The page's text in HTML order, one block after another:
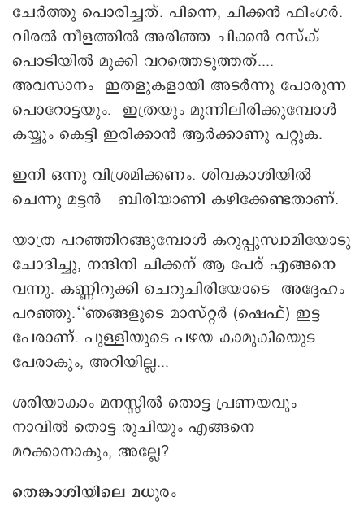
ചേർത്തു പൊരിച്ചത്. പിന്നെ, ചിക്കൻ ഫിംഗർ.
വിരൽ നീളത്തിൽ അരിഞ്ഞ ചിക്കൻ റസ്ക്
പൊടിയിൽ മുക്കി വറത്തെടുത്തത്....
അവസാനം ഇതളുകളായി അടർന്നു പോരുന്ന
പൊറോട്ടയും. ഇത്രയും മുന്നിലിരിക്കുമ്പോൾ
കയ്യും കെട്ടി ഇരിക്കാൻ ആർക്കാണു പറ്റുക.
ഇനി ഒന്നു വിശ്രമിക്കണം. ശിവകാശിയിൽ
ചെന്നു മട്ടൻ ബിരിയാണി കഴിക്കേണ്ടതാണ്.
യാത്ര പറഞ്ഞിറങ്ങുമ്പോൾ കറുപ്പുസ്വാമിയോടു
ചോദിച്ചു, നന്ദിനി ചിക്കന് ആ പേര് എങ്ങനെ
വന്നു. കണ്ണിറുക്കി ചെറുചിരിയോടെ അദ്ദേഹം
പറ‍ഞ്ഞു.‘‘ഞങ്ങളുടെ മാസ്റ്റർ (ഷെഫ്) ഇട്ട
പേരാണ്. പുള്ളിയുടെ പഴയ കാമുകിയുെട
പേരാകും, അറിയില്ല...
ശരിയാകാം മനസ്സിൽ തൊട്ട പ്രണയവും
നാവിൽ തൊട്ട രുചിയും എങ്ങനെ
മറക്കാനാകും, അല്ലേ?
തെങ്കാശിയിലെ മധുരം